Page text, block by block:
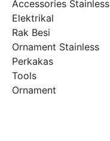
Accessories Stainless
Elektrikal
Rak Besi
Ornament Stainless
Perkakas
Tools
Ornament